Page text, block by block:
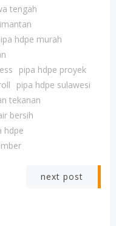
tengah
hdpe murah
pipa hdpe proyek
pipa hdpe sulawesi
tekanan
bersih
hdpe
next post